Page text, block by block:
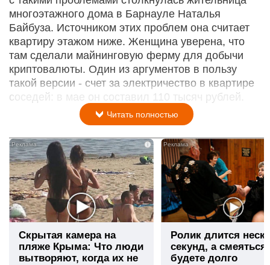
многоэтажного дома в Барнауле Наталья
Байбуза. Источником этих проблем она считает
квартиру этажом ниже. Женщина уверена, что
там сделали майнинговую ферму для добычи
криптовалюты. Один из аргументов в пользу
такой версии - счет за электричество в квартире
соседей: в мае он составил 110 тысяч рублей.
Читать полностью
i
Скрытая камера на
пляже Крыма: Что люди
вытворяют, когда их не
Ролик длится
секунд, а
будете долго